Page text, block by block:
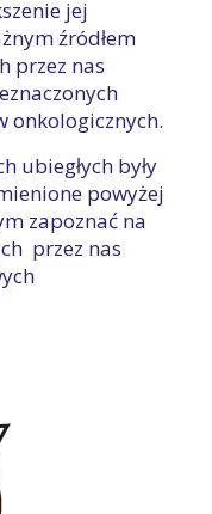
jej
źródłem
przez nas
onkologicznych.
ubiegłych były
powyżej
zapoznać na
przez nas